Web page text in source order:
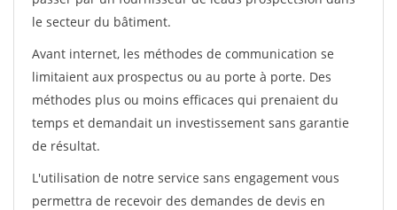
le secteur du bâtiment.
Avant internet, les méthodes de communication se
limitaient aux prospectus ou au porte à porte. Des
méthodes plus ou moins efficaces qui prenaient du
temps et demandait un investissement sans garantie
de résultat.
L'utilisation de notre service sans engagement vous
permettra de recevoir des demandes de devis en